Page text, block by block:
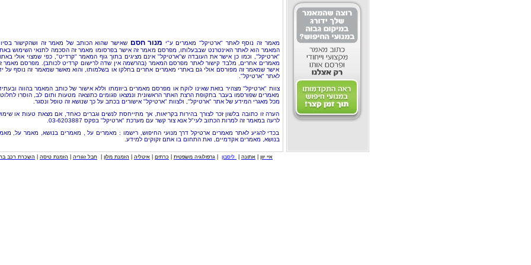
מאמר זה נוסף לאתר "ארטיקל" מאמרים ע"י מנור חסם שאישר שהוא הכותב של מאמר זה ושהקישור
המאמר הוא לאתר האינטרנט שבבעלותו, מפרסם מאמר זה אישר בפרסומו מאמר זה הסכמה לתנאי השימוש
"ארטיקל", וכמו כן אישר את העובדה ש"ארטיקל" אינם מציגים בתוך גוף המאמר "קרדיט", כפי שמצוי אולי
מאמרים אחרים, מלבד קישור לאתר מפרסם המאמר (בהרשמה אין שדה לרישום קרדיט לכותב). מפרסם מאמר
אישר שמאמר זה מפורסם אולי גם באתרי מאמרים אחרים בחלקו או בשלמותו, והוא מאשר שמאמר זה נוסף על
לאתר "ארטיקל".
צוות "ארטיקל" מצהיר בזאת שאינו לוקח או מפרסם מאמרים ביוזמתו וללא אישור של כותב המאמר בהווה
מאמרים שפורסמו בעבר בתקופת הרצת האתר הראשונית ונמצאו פגומים כתוצאה מטעות ותום לב, הוסרו
מכל מאגרי המידע של אתר "ארטיקל", ולצוות "ארטיקל" אישורים בכתב על כך שנושא זה טופל ונסגר.
הערה זו כתובה בלשון זכר לצורך בהירות בקריאות, אך מתייחסת לנשים וגברים כאחד, אם מצאת טעות או
לרעה במאמר זה למרות הכתוב לעי"ל אנא צור קשר עם מערכת "ארטיקל" בפקס 03-6203887.
בכדי להגיע לאתר מאמרים ארטיקל דרך מנועי החיפוש, רישמו : מאמרים על , מאמרים בנושא, מאמר על,
בנושא, מאמרים אקדמיים, ואת התחום בו אתם זקוקים למידע.
איי יוון אתונה ליסבון גרפולוגיה משפטית כרתים איטליה הזמנת מלון חבל זגוריה הזמנת טיסה השכרת רכב